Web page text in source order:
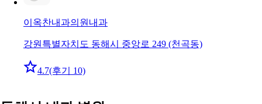
이옥찬내과의원 내과
강원특별자치도 동해시 중앙로 249 (천곡동)
4.7(후기 10)